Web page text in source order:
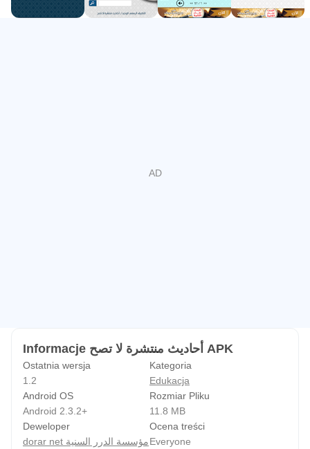
Informacje أحاديث منتشرة لا تصح APK
Ostatnia wersja
1.2
Kategoria
Edukacja
Android OS
Android 2.3.2+
Rozmiar Pliku
11.8 MB
Deweloper
dorar net مؤسسة الدرر السنية
Ocena treści
Everyone